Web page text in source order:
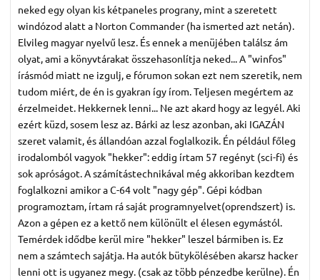
neked egy olyan kis kétpaneles prograny, mint a szeretett
windózod alatt a Norton Commander (ha ismerted azt netán).
Elvileg magyar nyelvű lesz. És ennek a menüjében találsz ám
olyat, ami a könyvtárakat összehasonlítja neked... A "winfos"
írásmód miatt ne izgulj, e fórumon sokan ezt nem szeretik, nem
tudom miért, de én is gyakran így írom. Teljesen megértem az
érzelmeidet. Hekkernek lenni... Ne azt akard hogy az legyél. Aki
ezért küzd, sosem lesz az. Bárki az lesz azonban, aki IGAZÁN
szeret valamit, és állandóan azzal foglalkozik. Én például főleg
irodalomból vagyok "hekker": eddig írtam 57 regényt (sci-fi) és
sok apróságot. A számítástechnikával még akkoriban kezdtem
foglalkozni amikor a C-64 volt "nagy gép". Gépi kódban
programoztam, írtam rá saját programnyelvet(oprendszert) is.
Azon a gépen ez a kettő nem különült el élesen egymástól.
Temérdek idődbe kerül mire "hekker" leszel bármiben is. Ez
nem a számtech sajátja. Ha autók bütykölésében akarsz hacker
lenni ott is ugyanez megy. (csak az több pénzedbe kerülne). Én